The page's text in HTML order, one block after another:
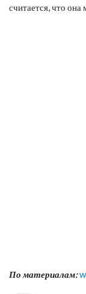
считается, что
По материалам: